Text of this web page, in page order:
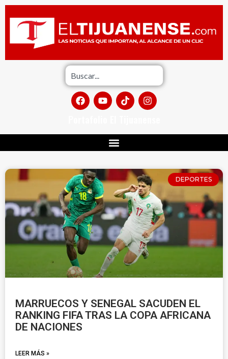
DEPORTES
MARRUECOS Y SENEGAL SACUDEN EL
RANKING FIFA TRAS LA COPA AFRICANA
DE NACIONES
LEER MÁS »